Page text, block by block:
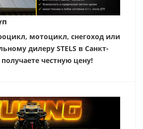
мотоцикл, снегоход или
дилеру STELS в Санкт-
честную цену!